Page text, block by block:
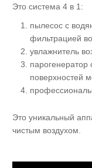
Это система 4 в 1:
пылесос с
фильтрацией
увлажнитель
поверхностей
Это уникальный
чистым воздухом.